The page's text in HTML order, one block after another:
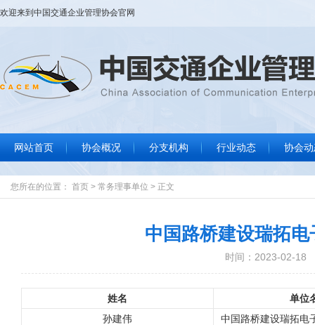
欢迎来到 中国交通企业管理协会官网
网站首页 协会概况
协会简介
协会章程
组织结构
协会领导
协会大事记
协会荣誉
联系我们
分支机构 行业动态
行业要闻
标准规范
政策法规
信息服务
协会
协
通
数
文
您所在的位置： 首页 > 常务理事单位 > 正文
中国路桥建设瑞拓
时间：2023-02-18
姓名
单位
孙建伟
中国路桥建设瑞拓电